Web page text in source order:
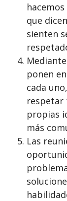
que
sienten
ponen
cada
respetar
propias
más
Las